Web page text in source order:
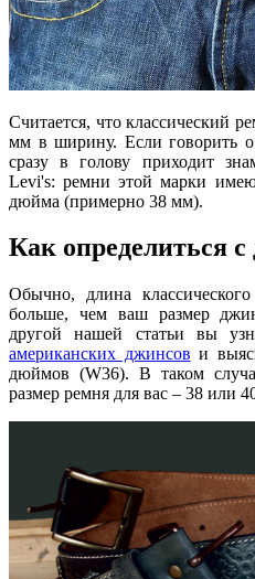
Считается, что классический
мм в ширину. Если говорить
сразу в голову приходит
Levi's: ремни этой марки
дюйма (примерно 38 мм).
Как определиться
Обычно, длина
больше, чем ваш размер
другой нашей статьи вы
американских джинсов и
дюймов (W36). В таком
размер ремня для вас – 38 или